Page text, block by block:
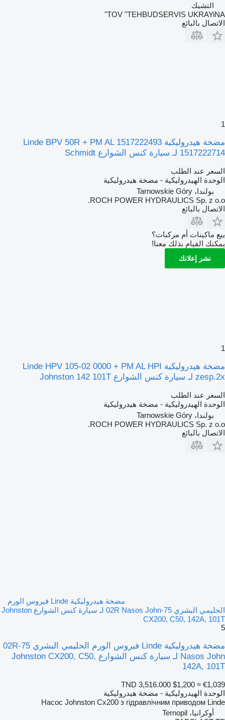
التشيك
TOV "TEHBUDSERVIS UKRAYiNA"
الاتصال بالبائع
1
مضخة هيدروليكية Linde BPV 50R + PM AL 1517222493
1517222714 لـ سيارة كنس الشوارع Schmidt
السعر عند الطلب
الوحدة الهيدروليكية - مضخة هيدروليكية
بولندا، Tarnowskie Góry
ROCH POWER HYDRAULICS Sp. z o.o.
الاتصال بالبائع
بيع ماكينات أم مركبات؟
يمكنك القيام بذلك معنا!
نشر إعلانك
1
مضخة هيدروليكية Linde HPV 105-02 0000 + PM AL HPI
zesp.2x لـ سيارة كنس الشوارع Johnston 142 101T
السعر عند الطلب
الوحدة الهيدروليكية - مضخة هيدروليكية
بولندا، Tarnowskie Góry
ROCH POWER HYDRAULICS Sp. z o.o.
الاتصال بالبائع
مضخة هيدروليكية Linde فيروس الورم
الحليمي البشري 75-02R Nasos John لـ سيارة كنس الشوارع Johnston
CX200, C50, 142A, 101T
5
مضخة هيدروليكية Linde فيروس الورم الحليمي البشري 75-02R
Nasos John لـ سيارة كنس الشوارع Johnston CX200, C50,
142A, 101T
TND 3,516.000 $1,200 ≈ €1,039
الوحدة الهيدروليكية - مضخة هيدروليكية
Насос Johnston Cx200 з гідравлічним приводом Linde
أوكرانيا، Ternopil